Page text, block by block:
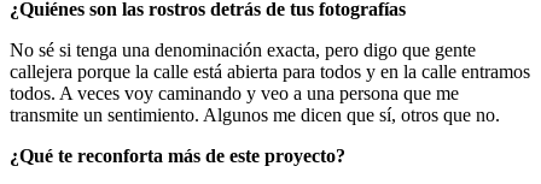
¿Quiénes son las rostros detrás de tus fotografías
No sé si tenga una denominación exacta, pero digo que gente
callejera porque la calle está abierta para todos y en la calle entramos
todos. A veces voy caminando y veo a una persona que me
transmite un sentimiento. Algunos me dicen que sí, otros que no.
¿Qué te reconforta más de este proyecto?